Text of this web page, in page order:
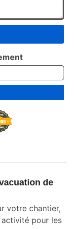
de
votre chantier,
activité pour les